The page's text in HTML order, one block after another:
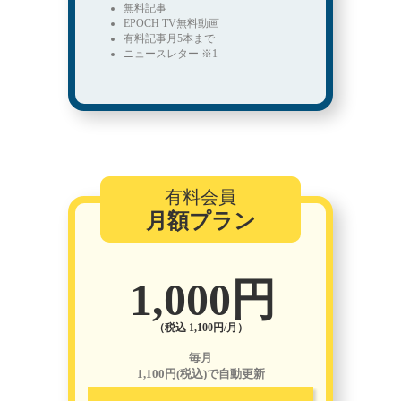
無料記事
EPOCH TV無料動画
有料記事月5本まで
ニュースレター ※1
有料会員
月額プラン
1,000円
（税込 1,100円/月）
毎月
1,100円(税込)で自動更新